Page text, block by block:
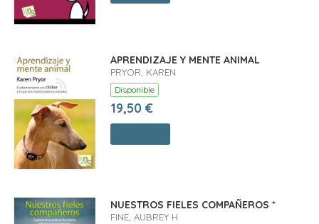
APRENDIZAJE Y MENTE ANIMAL
PRYOR, KAREN
Disponible
19,50 €
NUESTROS FIELES COMPAÑEROS *
FINE, AUBREY H